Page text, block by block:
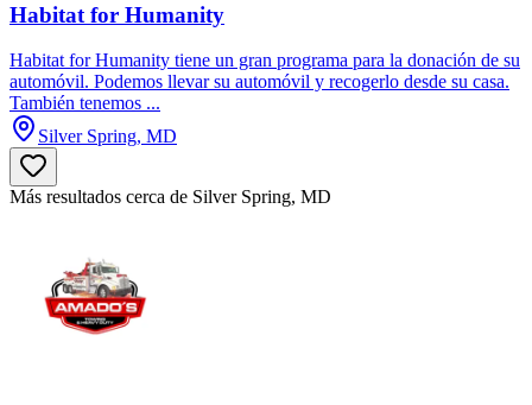
Habitat for Humanity
Habitat for Humanity tiene un gran programa para la donación de su
automóvil. Podemos llevar su automóvil y recogerlo desde su casa.
También tenemos ...
Silver Spring, MD
Más resultados cerca de Silver Spring, MD